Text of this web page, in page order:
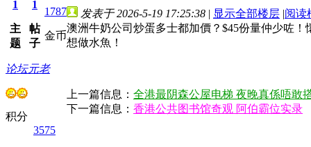
1
主
题
1
帖
子
1787
金币
论坛元老
积分
3575
发表于 2026-5-19 17:25:38 | 显示全部楼层 |阅读
澳洲牛奶公司炒蛋多士都加價？$45份量仲少咗
想做水魚！
上一篇信息： 全港最阴森公屋电梯 夜晚真係唔敢
下一篇信息： 香港公共图书馆奇观 阿伯霸位实录